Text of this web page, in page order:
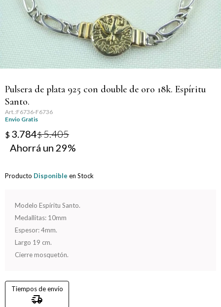
Pulsera de plata 925 con double de oro 18k. Espíritu
Santo.
F6736-F6736
Envio Gratis
$ 3.784$5.405
29
Producto Disponible en Stock
Modelo Espíritu Santo.
Medallitas: 10mm
Espesor: 4mm.
Largo 19 cm.
Cierre mosquetón.
Tiempos de envío
delivery_truck_speed
Llaveros
Día de la Mujer
Día de la Secretaria
Día del Abuelo
Día del Amigo
Día del Maestro
Día del Padre
San Valentín
Compromiso